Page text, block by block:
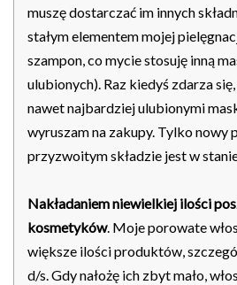
muszę dostarczać im innych
stałym elementem mojej
szampon, co mycie stosuję inną
ulubionych). Raz kiedyś zdarza
nawet najbardziej ulubionymi
wyruszam na zakupy. Tylko nowy
przyzwoitym składzie jest w
Nakładaniem niewielkiej ilości
kosmetyków. Moje porowate
większe ilości produktów,
d/s. Gdy nałożę ich zbyt mało,